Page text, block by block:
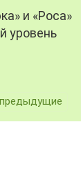
и «Роса»
уровень